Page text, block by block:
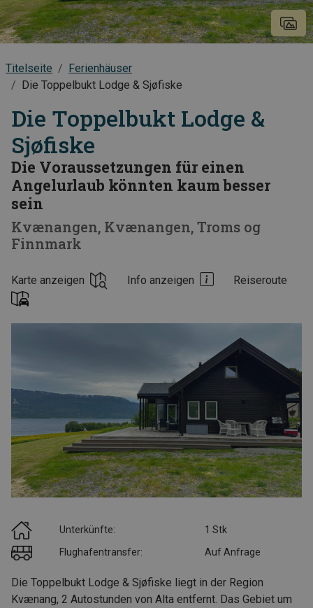
Titelseite
Ferienhäuser
Die Toppelbukt Lodge & Sjøfiske
Die Toppelbukt Lodge &
Sjøfiske
Die Voraussetzungen für einen
Angelurlaub könnten kaum besser
sein
Kvænangen Kvænangen Troms og
Finnmark
Karte anzeigen Info anzeigen Reiseroute
Die Toppelbukt Lodge & Sjøfiske liegt in der Region
Kvænang, 2 Autostunden von Alta entfernt. Das Gebiet um
Unterkünfte: 1 Stk
Flughafentransfer: Auf Anfrage